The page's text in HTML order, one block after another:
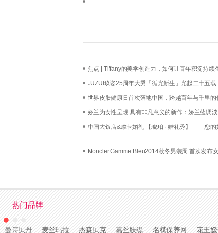
焦点 | Tiffany的美学创造力，如何让百年积淀持续
长？
JUZUI玖姿25周年大秀「循光新生」光起二十五载
启新生优雅
世界皮肤健康日首次落地中国，跨越百年与千里的
必达
娇兰为女性呈现 具有非凡意义的新作：娇兰蓝调
中国大饭店&摩卡婚礼 【琥珀 · 婚礼秀】—— 您的
Moncler Gamme Bleu2014秋冬男装周 首次发布
热门品牌
曼诗贝丹 麦丝玛拉 杰森贝克 嘉丝肤缇 名模保养网 花王